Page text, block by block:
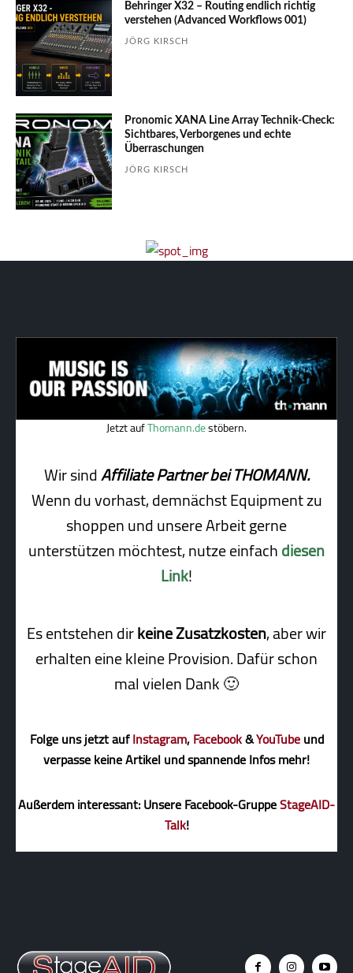
Behringer X32 – Routing endlich richtig
verstehen (Advanced Workflows 001)
JÖRG KIRSCH
Pronomic XANA Line Array Technik-Check:
Sichtbares, Verborgenes und echte
Überraschungen
JÖRG KIRSCH
Jetzt aufThomann.destöbern.
Wir sindAffiliate Partner bei THOMANN.
Wenn du vorhast, demnächst Equipment zu
shoppen und unsere Arbeit gerne
unterstützen möchtest, nutze einfachdiesen
Link!
Es entstehen dirkeine Zusatzkosten, aber wir
erhalten eine kleine Pro­vi­sion. Dafür schon
mal vielen Dank 🙂
Folge uns jetzt aufInstagram,Facebook&YouTubeund
verpasse keine Artikel und spannende Infos mehr!
Außerdem interessant: Unsere Facebook-GruppeStageAID-
Talk!